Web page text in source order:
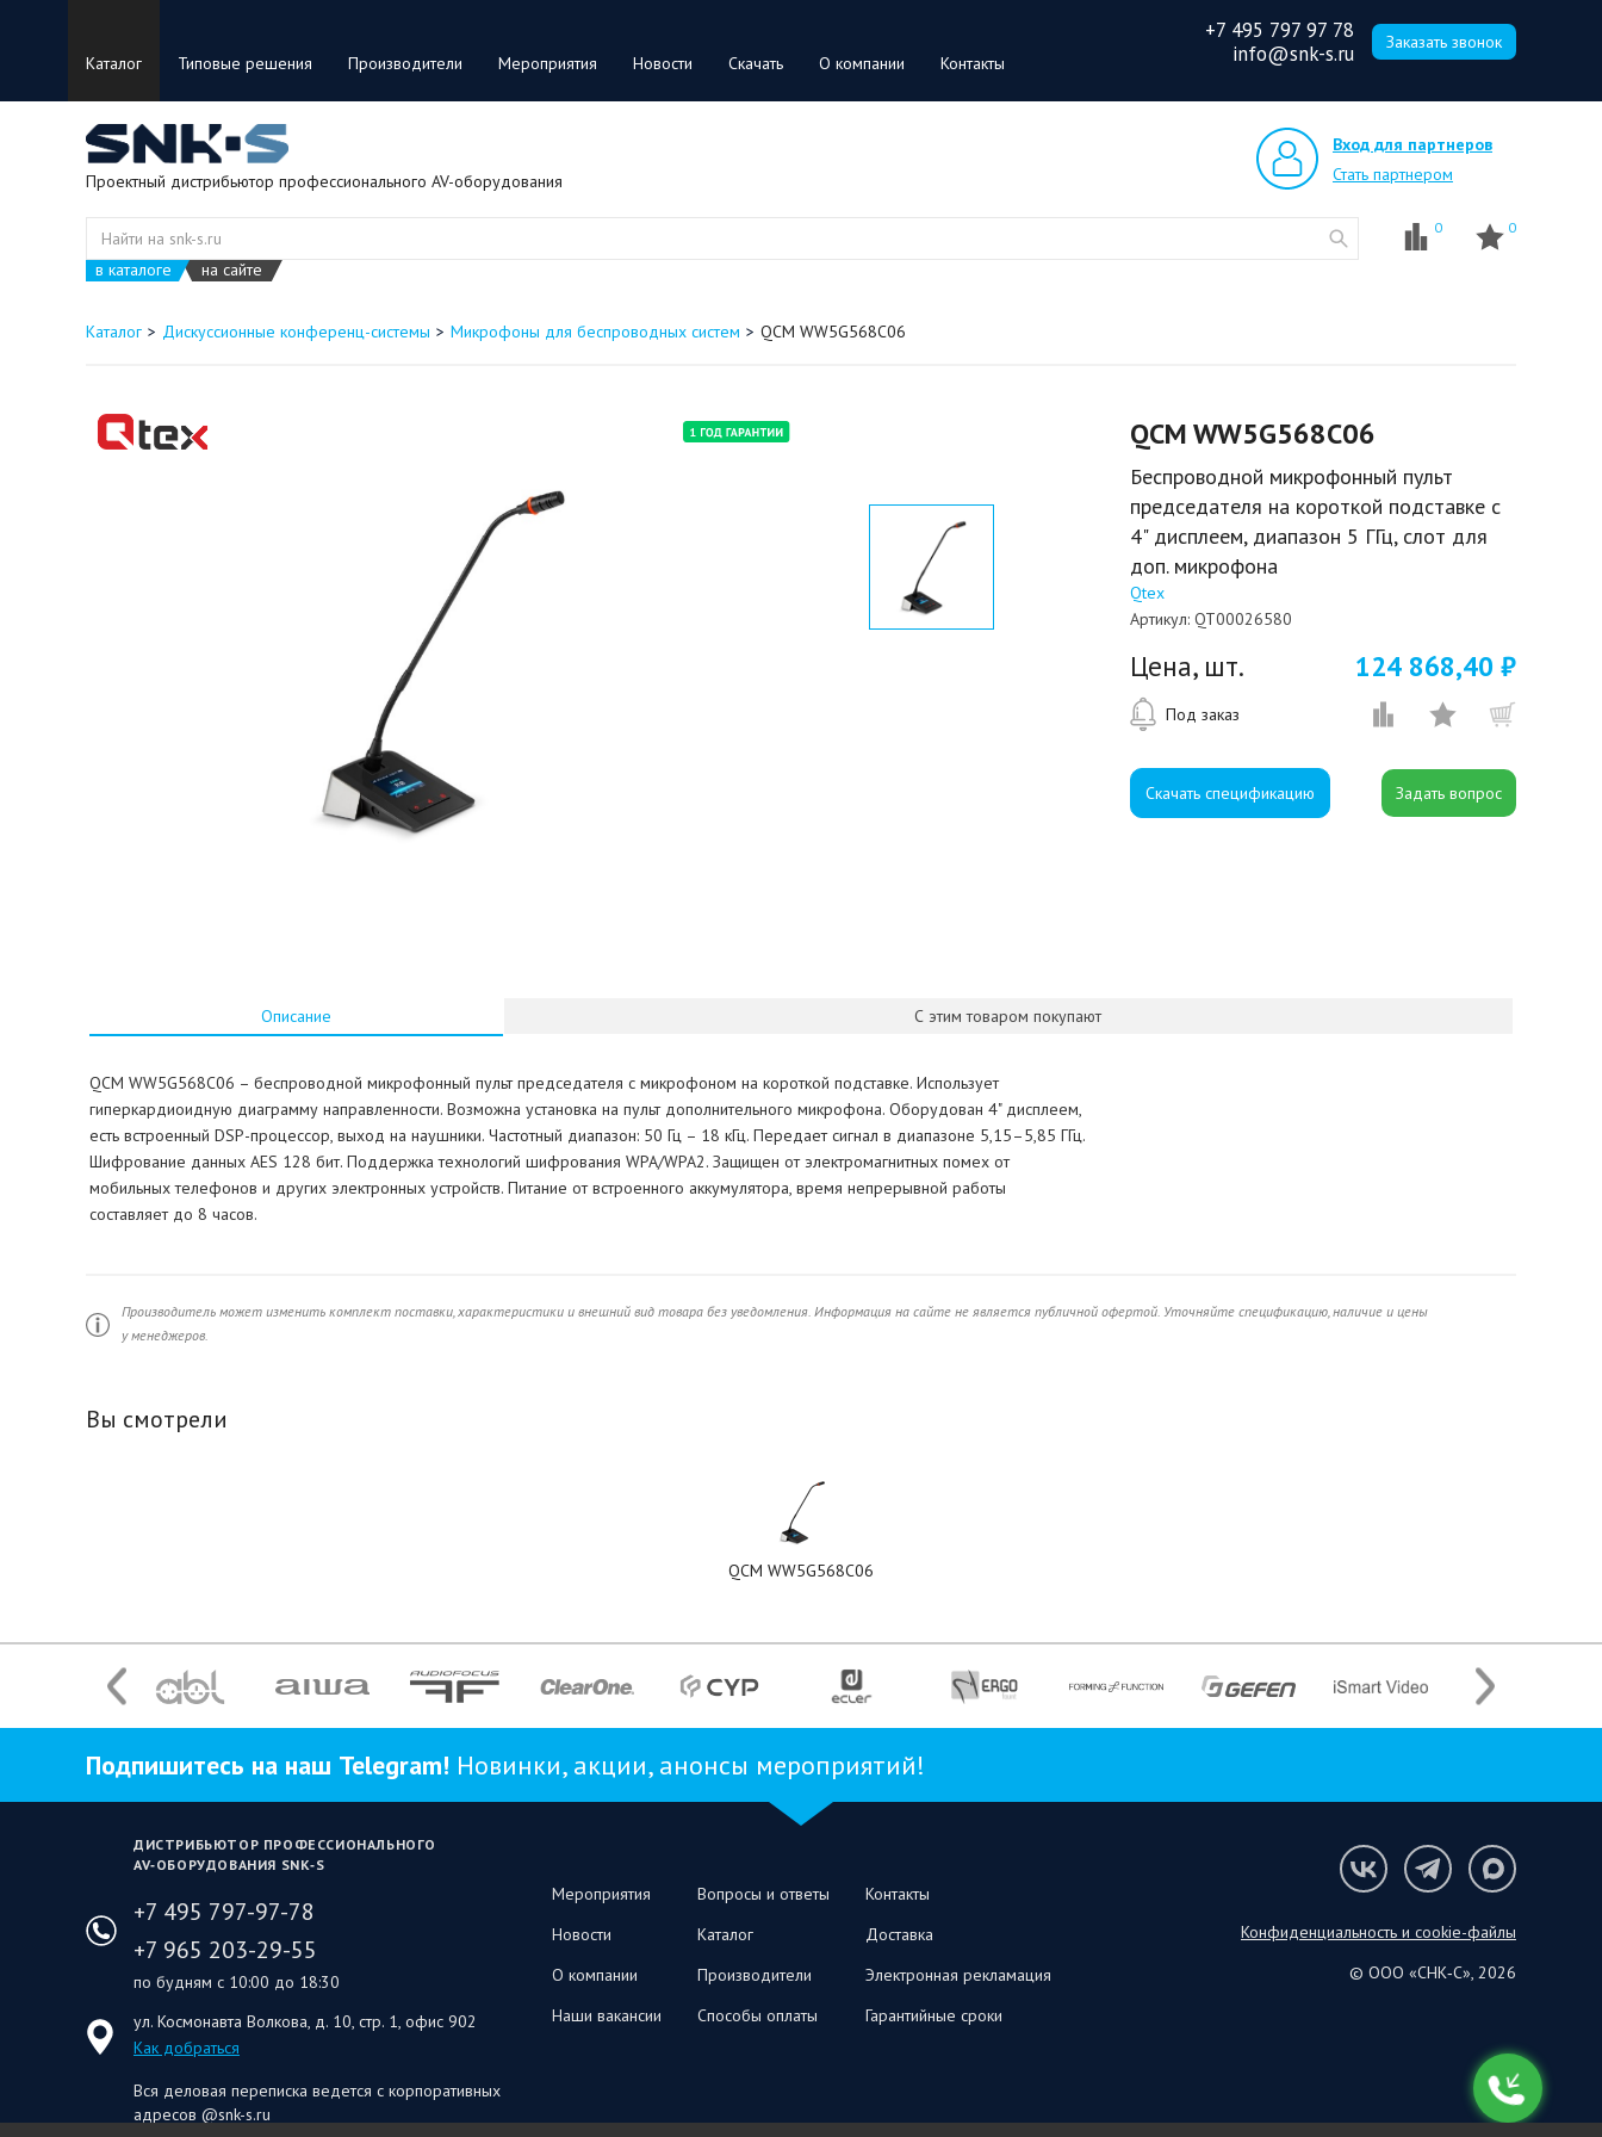
Каталог Типовые решения Производители Мероприятия Новости Скачать О компании Контакты
+7 495 797 97 78
info@snk-s.ru
Заказать звонок
Проектный дистрибьютор профессионального AV-оборудования
Вход для партнеров
Стать партнером
в каталоге на сайте
0 0
Каталог Дискуссионные конференц-системы Микрофоны для беспроводных систем QCM WW5G568C06
QCM WW5G568C06
Беспроводной микрофонный пульт
председателя на короткой подставке с
4" дисплеем, диапазон 5 ГГц, слот для
доп. микрофона
Qtex
Артикул: QT00026580
Цена, шт. 124 868,40 ₽
Под заказ
Скачать спецификацию
Описание С этим товаром покупают
QCM WW5G568C06 – беспроводной микрофонный пульт председателя с микрофоном на короткой подставке. Использует
гиперкардиоидную диаграмму направленности. Возможна установка на пульт дополнительного микрофона. Оборудован 4" дисплеем,
есть встроенный DSP-процессор, выход на наушники. Частотный диапазон: 50 Гц – 18 кГц. Передает сигнал в диапазоне 5,15–5,85 ГГц.
Шифрование данных AES 128 бит. Поддержка технологий шифрования WPA/WPA2. Защищен от электромагнитных помех от
мобильных телефонов и других электронных устройств. Питание от встроенного аккумулятора, время непрерывной работы
составляет до 8 часов.
Производитель может изменить комплект поставки, характеристики и внешний вид товара без уведомления. Информация на сайте не является публичной офертой. Уточняйте спецификацию, наличие и цены
у менеджеров.
Вы смотрели
QCM WW5G568C06
Подпишитесь на наш Telegram! Новинки, акции, анонсы мероприятий!
ДИСТРИБЬЮТОР ПРОФЕССИОНАЛЬНОГО
AV‑ОБОРУДОВАНИЯ SNK‑S
+7 495 797-97-78
+7 965 203-29-55
по будням с 10:00 до 18:30
ул. Космонавта Волкова, д. 10, стр. 1, офис 902
Как добраться
Вся деловая переписка ведется с корпоративных
адресов @snk-s.ru
Мероприятия
Новости
О компании
Наши вакансии
Вопросы и ответы
Каталог
Производители
Способы оплаты
Контакты
Доставка
Электронная рекламация
Гарантийные сроки
Конфиденциальность и cookie-файлы
© ООО «СНК‑С», 2026